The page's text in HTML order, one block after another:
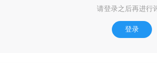
请登录之后再进行
登录